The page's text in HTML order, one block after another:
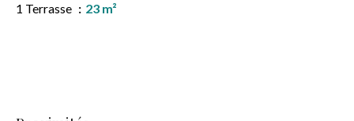
1 Terrasse
23 m²